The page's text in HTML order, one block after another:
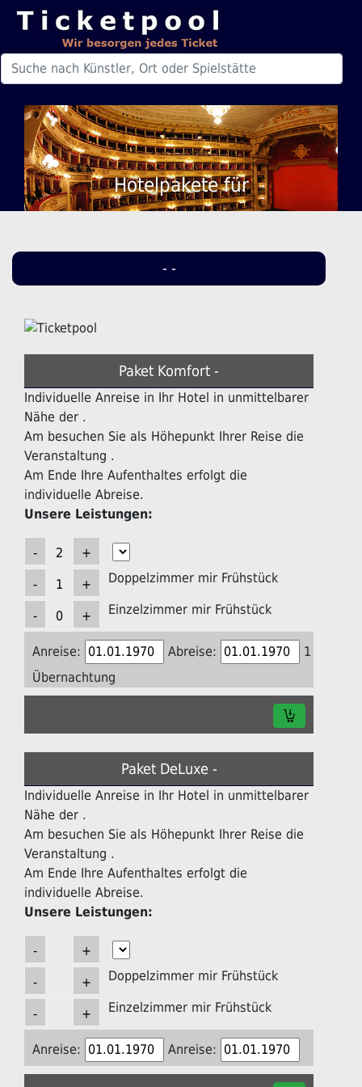
Hotelpakete für
- -
Paket Komfort -
Individuelle Anreise in Ihr Hotel in unmittelbarer
Nähe der .
Am besuchen Sie als Höhepunkt Ihrer Reise die
Veranstaltung .
Am Ende Ihre Aufenthaltes erfolgt die
individuelle Abreise.
Unsere Leistungen:
Doppelzimmer mir Frühstück
Einzelzimmer mir Frühstück
Anreise: Abreise:
1
Übernachtung
Paket DeLuxe -
Individuelle Anreise in Ihr Hotel in unmittelbarer
Nähe der .
Am besuchen Sie als Höhepunkt Ihrer Reise die
Veranstaltung .
Am Ende Ihre Aufenthaltes erfolgt die
individuelle Abreise.
Unsere Leistungen:
Doppelzimmer mir Frühstück
Einzelzimmer mir Frühstück
Anreise: Anreise: